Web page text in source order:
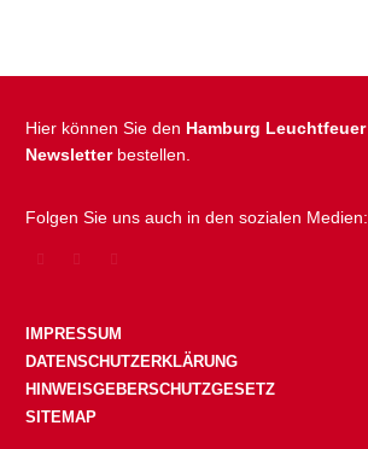
Hier können Sie den Hamburg Leuchtfeuer
Newsletterbestellen.
Folgen Sie uns auch in den sozialen Medien:
IMPRESSUM
DATENSCHUTZERKLÄRUNG
HINWEISGEBERSCHUTZGESETZ
SITEMAP